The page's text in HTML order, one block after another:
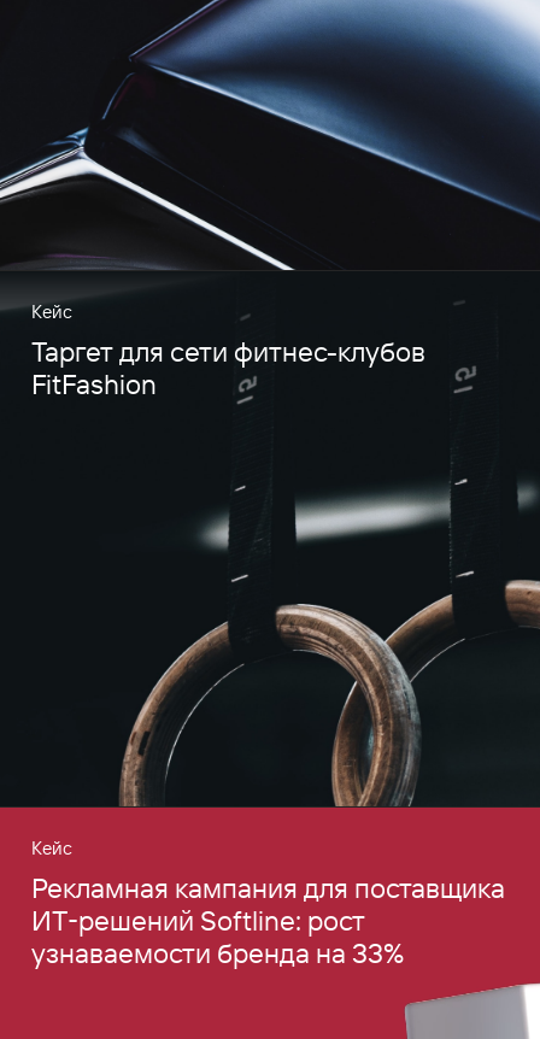
Кейс
Таргет для сети фитнес-клубов
FitFashion
Кейс
Рекламная кампания для поставщика
ИТ‑решений Softline: рост
узнаваемости бренда на 33%